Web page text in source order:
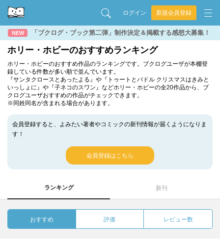
ログイン 新規会員登録
NEW 「ブクログ・ブック第二弾」制作決定＆掲載する感想大募集！
ホリー・ホビーのおすすめランキング
ホリー・ホビーのおすすめ作品のランキングです。ブクログユーザが本棚登
録している件数が多い順で並んでいます。
『サンタクロースとあったよる』や『トゥートとパドル クリスマスはきみと
いっしょに』や『子ネコのスワン』などホリー・ホビーの全20作品から、ブ
クログユーザおすすめの作品がチェックできます。
※同姓同名が含まれる場合があります。
会員登録すると、よみたい著者やコミックの新刊情報が届くようになりま
す！
会員登録はこちら
ランキング 新刊
おすすめ 評価 レビュー数